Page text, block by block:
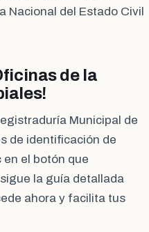
Nacional del Estado Civil
de la
Municipal de
de identificación de
el botón que
la guía detallada
ahora y facilita tus